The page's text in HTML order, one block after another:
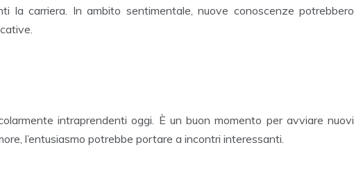
la carriera. In ambito sentimentale, nuove conoscenze potrebbero
intraprendenti oggi. È un buon momento per avviare nuovi
l’entusiasmo potrebbe portare a incontri interessanti.